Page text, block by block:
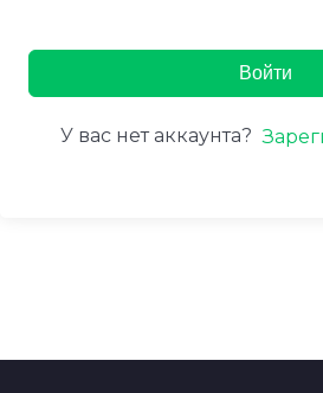
Войти
У вас нет аккаунта?